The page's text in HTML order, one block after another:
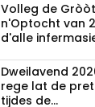
Volleg de
n'Optocht van
d'alle
Dweilavend
rege lat de
tijdes de...